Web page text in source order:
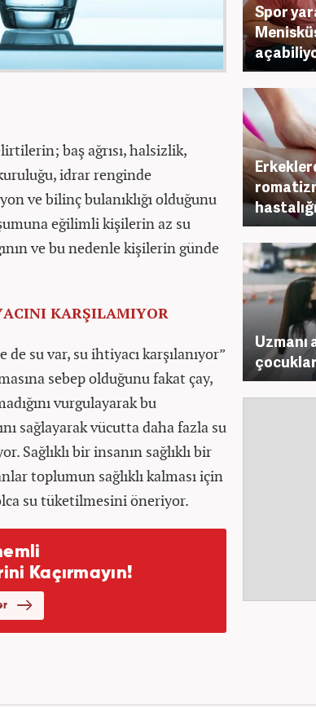
baş ağrısı, halsizlik,
idrar renginde
ve bilinç bulanıklığı olduğunu
eğilimli kişilerin az su
ve bu nedenle kişilerin günde
KARŞILAMIYOR
su var, su ihtiyacı karşılanıyor”
sebep olduğunu fakat çay,
vurgulayarak bu
sağlayarak vücutta daha fazla su
Sağlıklı bir insanın sağlıklı bir
toplumun sağlıklı kalması için
su tüketilmesini öneriyor.
Spor
Uzmanı